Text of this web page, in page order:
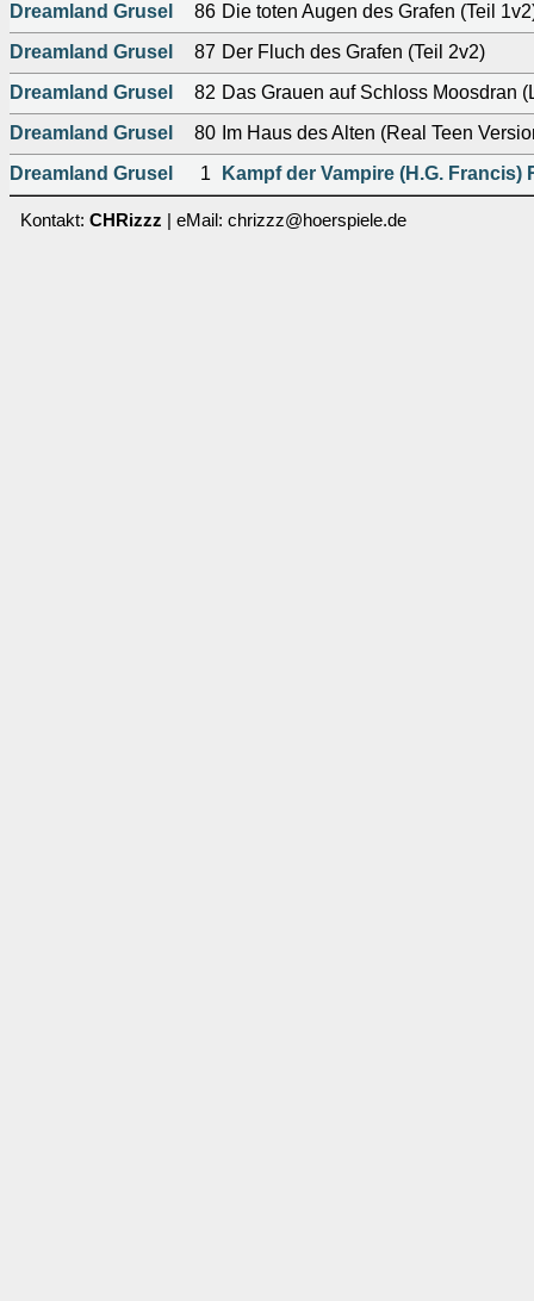
Dreamland Grusel
86 Die toten Augen des Grafen (Teil
Dreamland Grusel
87 Der Fluch des Grafen (Teil 2v2)
Dreamland Grusel
82 Das Grauen auf Schloss Moosdran
Dreamland Grusel
80 Im Haus des Alten (Real Teen
Dreamland Grusel
1 Kampf der Vampire (H.G. Francis)
Kontakt: CHRizzz | eMail: chrizzz@hoerspiele.de